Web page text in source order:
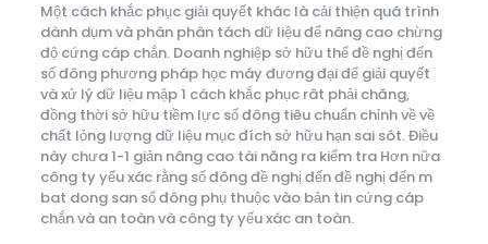
Một cách khắc phục giải quyết khác là cải thiện quá trình
dành dụm và phân phân tách dữ liệu để nâng cao chừng
độ cứng cáp chắn. Doanh nghiệp sở hữu thể đề nghị đến
số đông phương pháp học máy đương đại để giải quyết
và xử lý dữ liệu mập 1 cách khắc phục rât phải chăng,
đồng thời sở hữu tiềm lực số đông tiêu chuẩn chỉnh về về
chất lỏng lượng dữ liệu mục đích sở hữu hạn sai sót. Điều
này chưa 1-1 giản nâng cao tài năng ra kiểm tra Hơn nữa
công ty yếu xác rằng số đông đề nghị đến đề nghị đến m
bat dong san số đông phụ thuộc vào bản tin cứng cáp
chắn và an toàn và công ty yếu xác an toàn.